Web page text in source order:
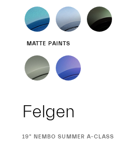
MATTE PAINTS
Felgen
CURRENT
19" NEMBO SUMMER A-CLASS